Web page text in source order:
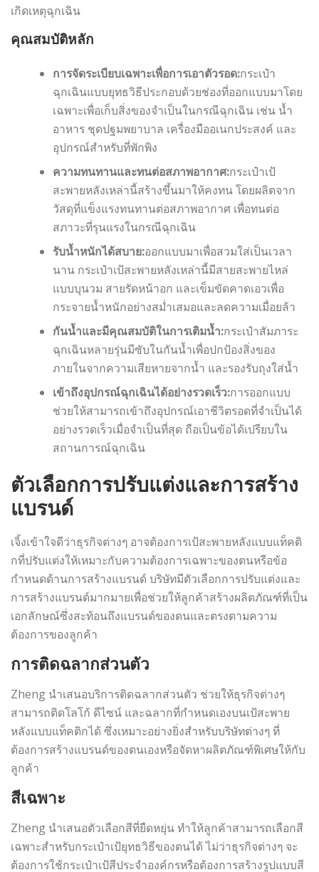
เกิดเหตุฉุกเฉิน
คุณสมบัติหลัก
การจัดระเบียบเฉพาะเพื่อการเอาตัวรอด:กระเป๋า
ฉุกเฉินแบบยุทธวิธีประกอบด้วยช่องที่ออกแบบมาโดย
เฉพาะเพื่อเก็บสิ่งของจำเป็นในกรณีฉุกเฉิน เช่น น้ำ
อาหาร ชุดปฐมพยาบาล เครื่องมืออเนกประสงค์ และ
อุปกรณ์สำหรับที่พักพิง
ความทนทานและทนต่อสภาพอากาศ:กระเป๋าเป้
สะพายหลังเหล่านี้สร้างขึ้นมาให้คงทน โดยผลิตจาก
วัสดุที่แข็งแรงทนทานต่อสภาพอากาศ เพื่อทนต่อ
สภาวะที่รุนแรงในกรณีฉุกเฉิน
รับน้ำหนักได้สบาย:ออกแบบมาเพื่อสวมใส่เป็นเวลา
นาน กระเป๋าเป้สะพายหลังเหล่านี้มีสายสะพายไหล่
แบบบุนวม สายรัดหน้าอก และเข็มขัดคาดเอวเพื่อ
กระจายน้ำหนักอย่างสม่ำเสมอและลดความเมื่อยล้า
กันน้ำและมีคุณสมบัติในการเติมน้ำ:กระเป๋าสัมภาระ
ฉุกเฉินหลายรุ่นมีซับในกันน้ำเพื่อปกป้องสิ่งของ
ภายในจากความเสียหายจากน้ำ และรองรับถุงใส่น้ำ
เข้าถึงอุปกรณ์ฉุกเฉินได้อย่างรวดเร็ว:การออกแบบ
ช่วยให้สามารถเข้าถึงอุปกรณ์เอาชีวิตรอดที่จำเป็นได้
อย่างรวดเร็วเมื่อจำเป็นที่สุด ถือเป็นข้อได้เปรียบใน
สถานการณ์ฉุกเฉิน
ตัวเลือกการปรับแต่งและการสร้าง
แบรนด์
เจิ้งเข้าใจดีว่าธุรกิจต่างๆ อาจต้องการเป้สะพายหลังแบบแท็คติ
กที่ปรับแต่งให้เหมาะกับความต้องการเฉพาะของตนหรือข้อ
กำหนดด้านการสร้างแบรนด์ บริษัทมีตัวเลือกการปรับแต่งและ
การสร้างแบรนด์มากมายเพื่อช่วยให้ลูกค้าสร้างผลิตภัณฑ์ที่เป็น
เอกลักษณ์ซึ่งสะท้อนถึงแบรนด์ของตนและตรงตามความ
ต้องการของลูกค้า
การติดฉลากส่วนตัว
Zheng นำเสนอบริการติดฉลากส่วนตัว ช่วยให้ธุรกิจต่างๆ
สามารถติดโลโก้ ดีไซน์ และฉลากที่กำหนดเองบนเป้สะพาย
หลังแบบแท็คติกได้ ซึ่งเหมาะอย่างยิ่งสำหรับบริษัทต่างๆ ที่
ต้องการสร้างแบรนด์ของตนเองหรือจัดหาผลิตภัณฑ์พิเศษให้กับ
ลูกค้า
สีเฉพาะ
Zheng นำเสนอตัวเลือกสีที่ยืดหยุ่น ทำให้ลูกค้าสามารถเลือกสี
เฉพาะสำหรับกระเป๋าเป้ยุทธวิธีของตนได้ ไม่ว่าธุรกิจต่างๆ จะ
ต้องการใช้กระเป๋าเป้สีประจำองค์กรหรือต้องการสร้างรูปแบบสี